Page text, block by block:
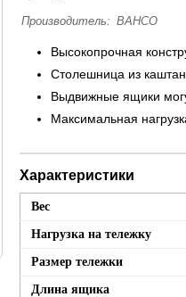
Производитель: BAHCO
Высокопрочная
Столешница из
Выдвижные ящики
Максимальная
Характеристики
Вес
Нагрузка на тележку
Размер тележки
Длина ящика